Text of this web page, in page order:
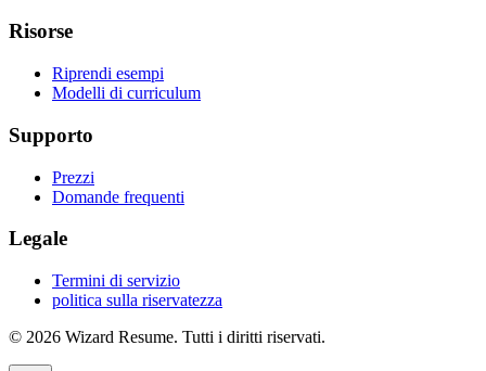
Risorse
Riprendi esempi
Modelli di curriculum
Supporto
Prezzi
Domande frequenti
Legale
Termini di servizio
politica sulla riservatezza
© 2026 Wizard Resume. Tutti i diritti riservati.